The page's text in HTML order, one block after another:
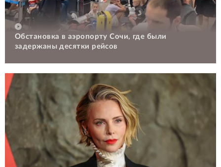
Обстановка в аэропорту Сочи, где были
задержаны десятки рейсов